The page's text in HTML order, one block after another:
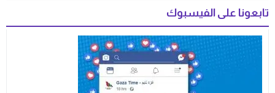
تابعونا على الفيسبوك